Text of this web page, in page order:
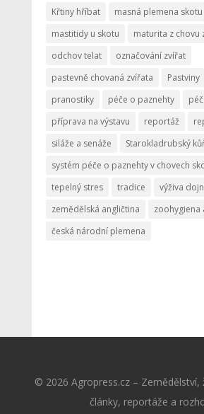
Křtiny hříbat
masná plemena skotu
mastitidy u skotu
maturita z chovu
odchov telat
označování zvířat
pastevně chovaná zvířata
Pastviny
pranostiky
péče o paznehty
příprava na výstavu
reportáž
siláže a senáže
Starokladrubský
systém péče o paznehty v chovech
tepelný stres
tradice
výživa
zemědělská angličtina
zoohygiena
česká národní plemena
© 2026 Agropress.cz – Zemědělství,
články, reportáže a